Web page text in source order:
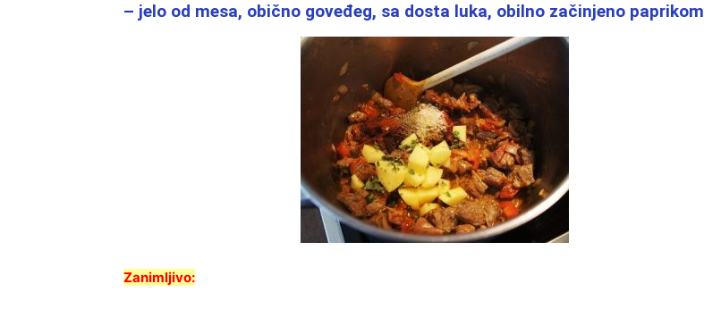
– jelo od mesa, obično goveđeg, sa dosta luka, obilno začinjeno paprikom
Zanimljivo: